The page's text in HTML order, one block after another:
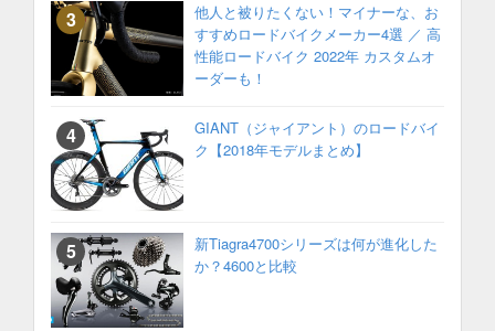
他人と被りたくない！マイナーな、お
すすめロードバイクメーカー4選 ／ 高
性能ロードバイク 2022年 カスタムオ
ーダーも！
GIANT（ジャイアント）のロードバイ
ク【2018年モデルまとめ】
新Tiagra4700シリーズは何が進化した
か？4600と比較